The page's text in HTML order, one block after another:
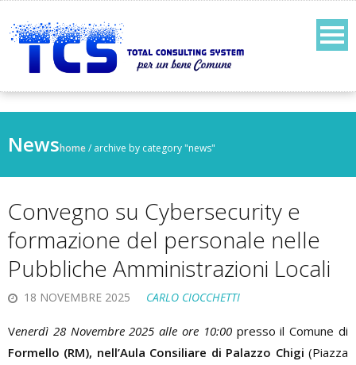
Newshome/ archive by category "news"
Convegno su Cybersecurity e
formazione del personale nelle
Pubbliche Amministrazioni Locali
18 NOVEMBRE 2025 CARLO CIOCCHETTI
Venerdì 28 Novembre 2025 alle ore 10:00 presso il Comune di
Formello (RM), nell’Aula Consiliare di Palazzo Chigi (Piazza